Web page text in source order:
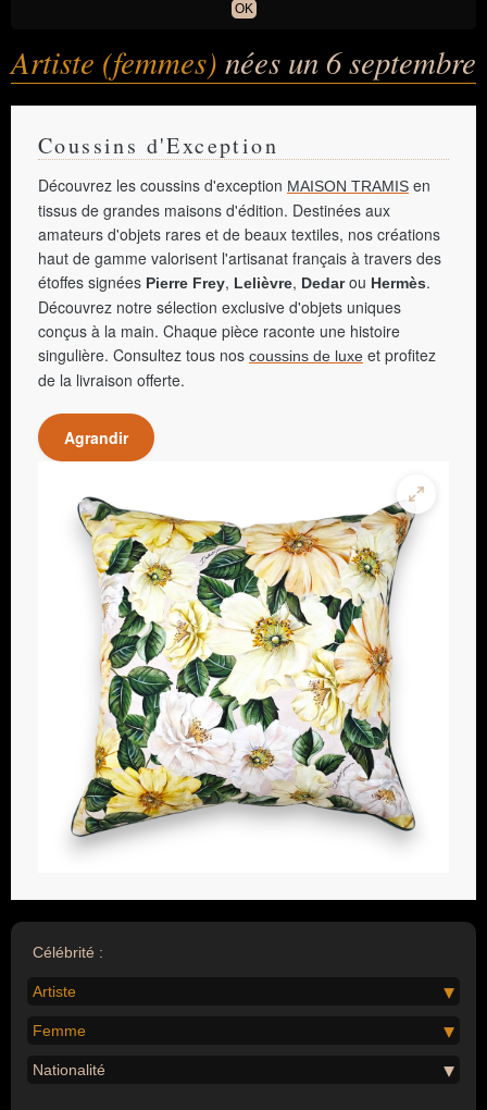
OK
Artiste (femmes) nées un 6 septembre
Coussins d'Exception
Découvrez les coussins d'exception MAISON TRAMIS en
tissus de grandes maisons d'édition. Destinées aux
amateurs d'objets rares et de beaux textiles, nos créations
haut de gamme valorisent l'artisanat français à travers des
étoffes signées Pierre Frey, Lelièvre, Dedarou Hermès.
Découvrez notre sélection exclusive d'objets uniques
conçus à la main. Chaque pièce raconte une histoire
singulière. Consultez tous nos coussins de luxe et profitez
de la livraison offerte.
Agrandir
Célébrité :
Artiste
Femme
Nationalité